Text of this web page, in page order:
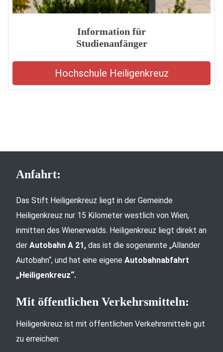
Information für
Studienanfänger
Hochschule Heiligenkreuz
Anfahrt:
Das Stift Heiligenkreuz liegt in der Gemeinde
Heiligenkreuz nur 15 Kilometer westlich von Wien,
inmitten des Wienerwalds. Heiligenkreuz liegt direkt an
der Autobahn A 21, das ist die sogenannte „Allander
Autobahn“, und hat eine eigene Autobahnabfahrt
„Heiligenkreuz“.
Mit öffentlichen Verkehrsmitteln:
Heiligenkreuz ist mit öffentlichen Verkehrsmitteln gut
zu erreichen: